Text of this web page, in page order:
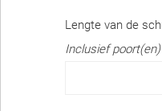
Lengte van de
Inclusief poort(en)